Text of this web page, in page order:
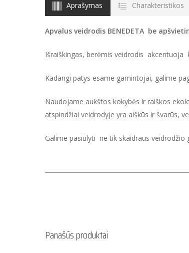
Aprašymas Charakteristikos
Apvalus veidrodis BENEDETA be
Išraiškingas, berėmis veidrodis akcentuoja
Kadangi patys esame gamintojai, galime
Naudojame aukštos kokybės ir raiškos
atspindžiai veidrodyje yra aiškūs ir švarūs,
Galime pasiūlyti ne tik skaidraus
Panašūs produktai